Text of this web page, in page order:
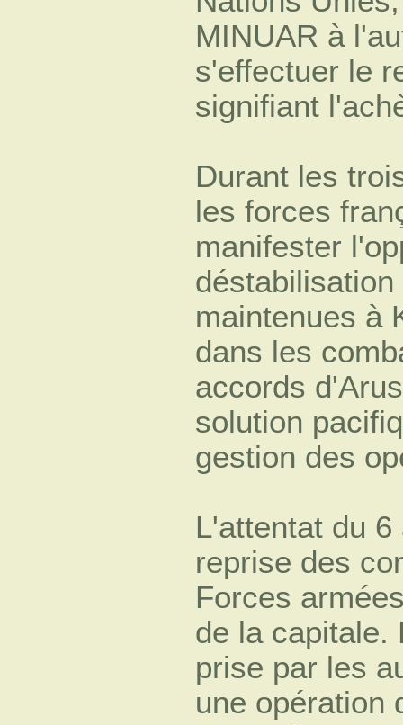
MINUAR à
s'effectuer le
signifiant
Durant les
les forces
manifester
maintenues à
dans les
accords
solution
gestion des
L'attentat du
reprise des
Forces
de la capitale.
prise par les
une opération